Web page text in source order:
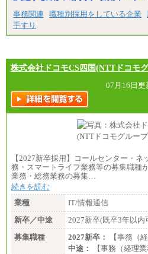
事務関連
職種別採用をしている企業
手すり
株式会社ドコモCS四国(NTTドコモ
07月16日
【2027新卒採用】コールセンター・
務・スマートライフ業務等の募集職種
業務・総務業務の募集…
続きを読む
業種
IT/情報通信
新卒／中途
2027新卒(既卒3年以内
募集職種
2027新卒：
【事務（
中途：
【事務（経理